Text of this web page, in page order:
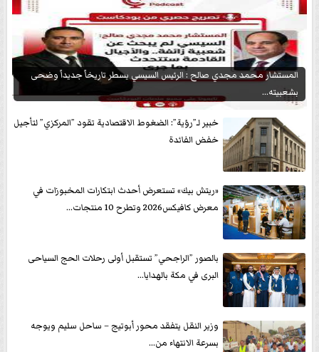
المستشار محمد مجدي صالح : الرئيس السيسي يسطر تاريخاً جديداً وضحى
بشعبيته...
خبير لـ”رؤية”: الضغوط الاقتصادية تقود ”المركزي” لتأجيل
خفض الفائدة
«ريتش بيك» تستعرض أحدث ابتكارات المخبوزات في
معرض كافيكس2026 وتطرح 10 منتجات...
بالصور ”الراجحي” تستقبل أولى رحلات الحج السياحى
البرى في مكة بالهدايا...
وزير النقل يتفقد محور أبوتيج – ساحل سليم ويوجه
بسرعة الانتهاء من...